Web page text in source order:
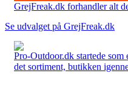
GrejFreak.dk forhandler alt
Se udvalget på GrejFreak.dk
Pro-Outdoor.dk startede
det sortiment, butikken